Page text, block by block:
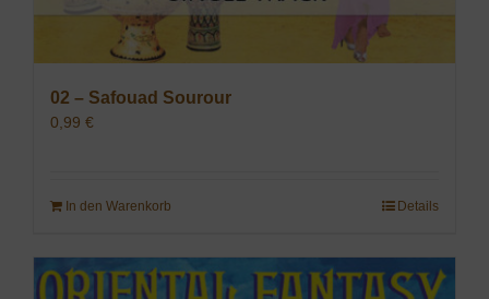
02 – Safouad Sourour
0,99 €
In den Warenkorb Details